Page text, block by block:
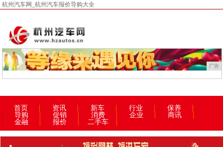
杭州汽车网_杭州汽车报价导购大全
广告
首页 资讯 新车 行业
保养
导购
促销 消费 企业
商讯
金融
报价 二手车